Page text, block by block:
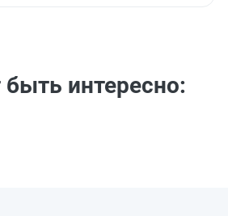
интересно: